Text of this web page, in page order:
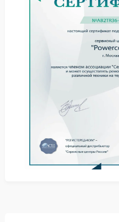
Прежде чем планировать
попробуйте простые шаги —
Отключите ИБП от сети и
удлинителей и фильтров.
Проверьте напряжение в
производителя.
Обращение в